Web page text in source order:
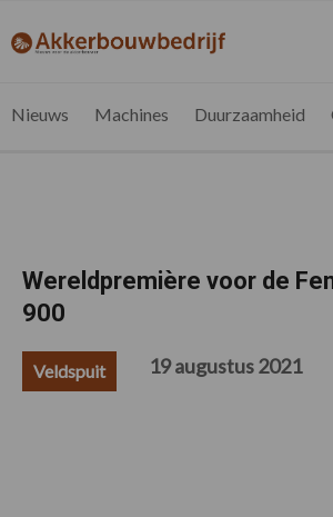
de
de
de
de
akkerbouwbedrijf.be
Nieuws
Nieuws Machines Duurzaamheid
Wereldpremière voor de
900
Veldspuit 19 augustus 2021